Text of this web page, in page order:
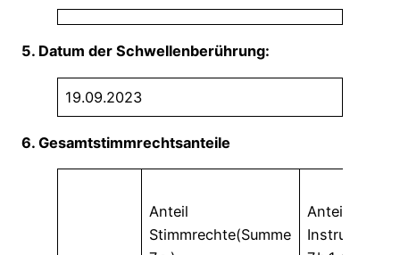
5. Datum der Schwellenberührung:
19.09.2023
6. Gesamtstimmrechtsanteile
Anteil
Stimmrechte(Summe
Anteil